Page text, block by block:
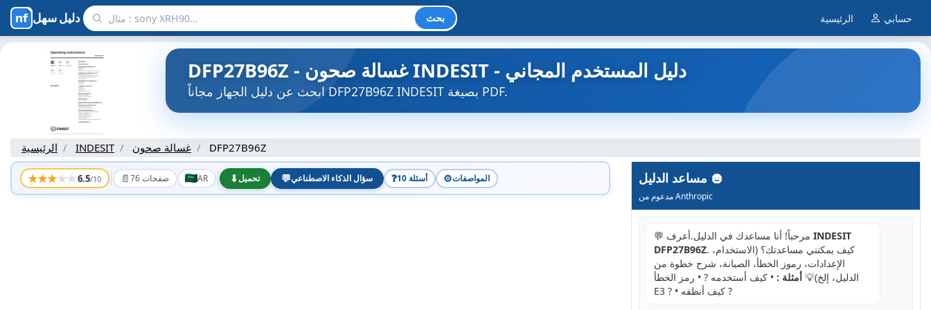
دليل سهل بحث الرئيسية حسابي
DFP27B96Z - غسالة صحون INDESIT - دليل المستخدم المجاني
ابحث عن دليل الجهاز مجاناً DFP27B96Z INDESIT بصيغة PDF.
الرئيسية INDESIT غسالة صحون DFP27B96Z
★★★★★6.5/10 📄 76 صفحات AR ⬇تحميل 💬سؤال الذكاء الاصطناعي ❓ 10 أسئلة ⚙️المواصفات
مدعوم من Anthropic
💬 مرحباً! أنا مساعدك في الدليل.أعرف INDESIT
DFP27B96Z. كيف يمكنني مساعدتك؟ (الاستخدام،
الإعدادات، رموز الخطأ، الصيانة، شرح خطوة من
الدليل، إلخ)💡 أمثلة : • كيف أستخدمه ? • رمز الخطأ
E3 ? • كيف أنظفه ?